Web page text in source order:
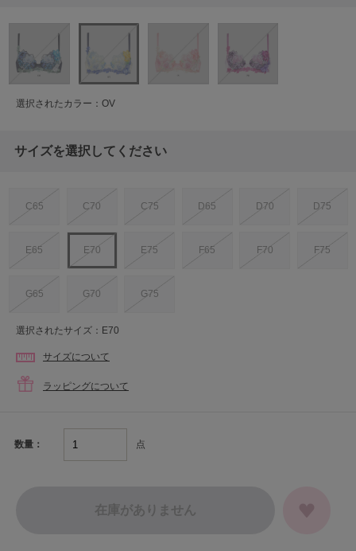
選択されたカラー：OV
サイズを選択してください
C65 C70 C75 D65 D70 D75
E65 E70 E75 F65 F70 F75
G65 G70 G75
選択されたサイズ：E70
サイズについて
ラッピングについて
数量： 点
在庫がありません